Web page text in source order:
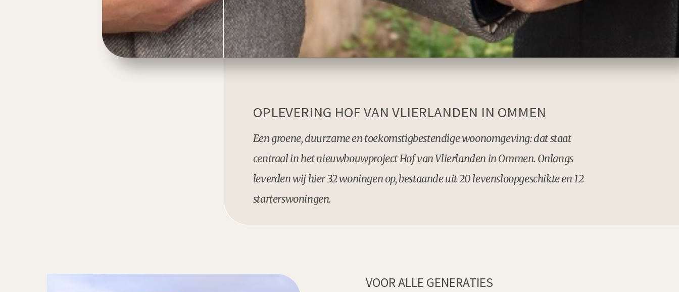
OPLEVERING HOF VAN VLIERLANDEN IN OMMEN
Een groene, duurzame en toekomstigbestendige woonomgeving: dat staat
centraal in het nieuwbouwproject Hof van Vlierlanden in Ommen. Onlangs
leverden wij hier 32 woningen op, bestaande uit 20 levensloopgeschikte en 12
starterswoningen.
VOOR ALLE GENERATIES